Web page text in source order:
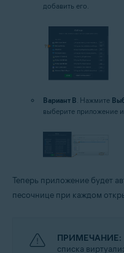
добавить его.
Вариант B . Нажмите
выберите приложение
Теперь приложение будет
песочнице при каждом
ПРИМЕЧАНИЕ:
списка